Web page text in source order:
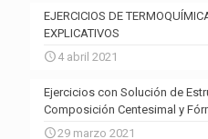
EJERCICIOS DE
EXPLICATIVOS
4 abril 2021
Ejercicios con Solución de
Composición Centesimal y
29 marzo 2021